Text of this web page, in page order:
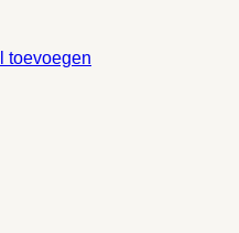
toevoegen